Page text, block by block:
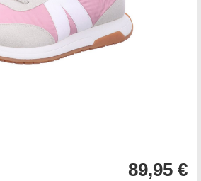
89,95 €